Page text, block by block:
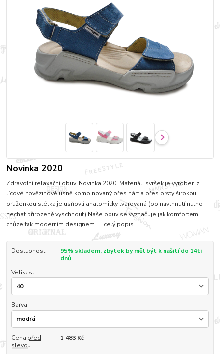
Novinka 2020
Zdravotní relaxační obuv. Novinka 2020. Materiál: svršek je vyroben z
lícové hovězinové usně kombinovaný přes nárt a přes prsty širokou
pruženkou stélka je usňová anatomicky tvarovaná (po navlhnutí nutno
nechat přirozeně vyschnout) Naše obuv se vyznačuje jak komfortem
chůze tak moderním designem. ... celý popis
Dostupnost
95% skladem, zbytek by měl být k našití do 14ti
dnů
Velikost
Barva
Cena před
slevou
1 483 Kč